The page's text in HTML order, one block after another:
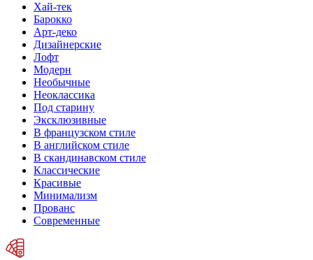
Хай-тек
Барокко
Арт-деко
Дизайнерские
Лофт
Модерн
Необычные
Неоклассика
Под старину
Эксклюзивные
В французском стиле
В английском стиле
В скандинавском стиле
Классические
Красивые
Минимализм
Прованс
Современные